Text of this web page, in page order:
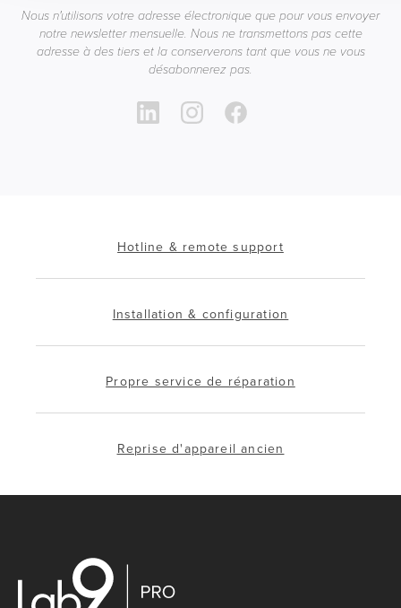
Nous n'utilisons votre adresse électronique que pour vous envoyer
notre newsletter mensuelle. Nous ne transmettons pas cette
adresse à des tiers et la conserverons tant que vous ne vous
désabonnerez pas.
Hotline & remote support
Installation & configuration
Propre service de réparation
Reprise d'appareil ancien